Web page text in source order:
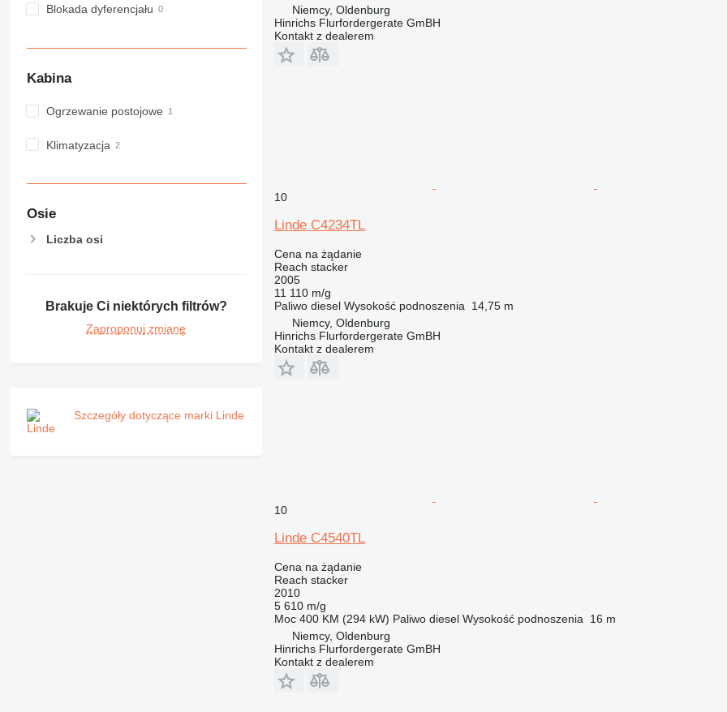
Blokada dyferencjału
Kabina
Ogrzewanie postojowe
Klimatyzacja
Osie
Liczba osi
Brakuje Ci niektórych filtrów?
Zaproponuj zmianę
Szczegóły dotyczące marki Linde
Niemcy, Oldenburg
Hinrichs Flurfordergerate GmBH
Kontakt z dealerem
10
Linde C4234TL
Cena na żądanie
Reach stacker
2005
11 110 m/g
Paliwo diesel Wysokość podnoszenia
14,75 m
Niemcy, Oldenburg
Hinrichs Flurfordergerate GmBH
Kontakt z dealerem
10
Linde C4540TL
Cena na żądanie
Reach stacker
2010
5 610 m/g
Moc 400 KM (294 kW) Paliwo diesel Wysokość podnoszenia
16 m
Niemcy, Oldenburg
Hinrichs Flurfordergerate GmBH
Kontakt z dealerem